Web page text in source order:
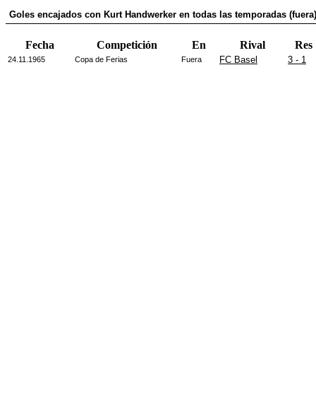
Goles encajados con Kurt Handwerker en todas las temporadas (fuera)
Fecha Competición En Rival Res
24.11.1965 Copa de Ferias Fuera FC Basel 3 - 1